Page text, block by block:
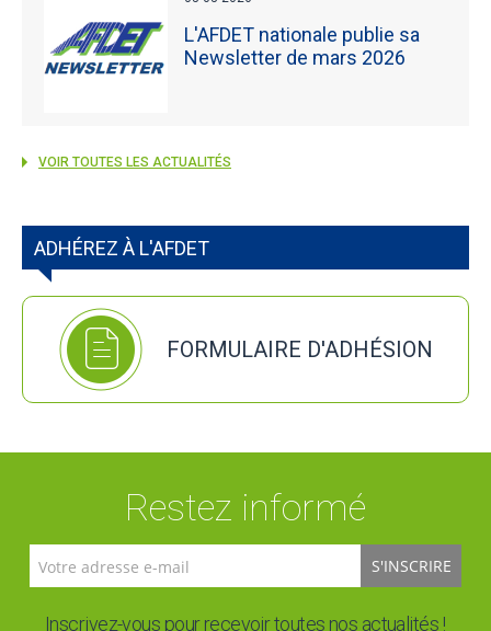
L'AFDET nationale publie sa
Newsletter de mars 2026
VOIR TOUTES LES ACTUALITÉS
ADHÉREZ À L'AFDET
FORMULAIRE D'ADHÉSION
Restez informé
S'INSCRIRE
Inscrivez-vous pour recevoir toutes nos actualités !